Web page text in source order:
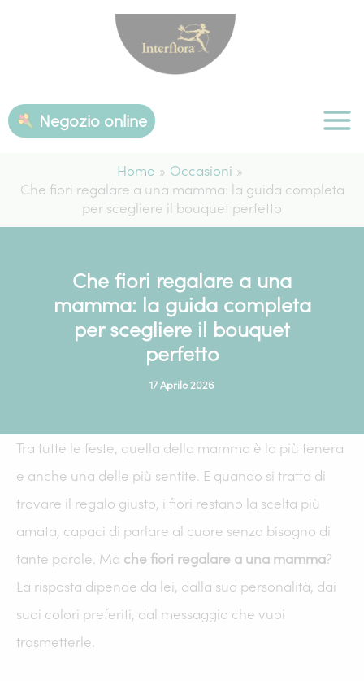
Negozio online
Home
Occasioni
Che fiori regalare a una mamma: la guida completa
per scegliere il bouquet perfetto
Che fiori regalare a una
mamma: la guida completa
per scegliere il bouquet
perfetto
17 Aprile 2026
Tra tutte le feste, quella della mamma è la più tenera
e anche una delle più sentite. E quando si tratta di
trovare il regalo giusto, i fiori restano la scelta più
amata, capaci di parlare al cuore senza bisogno di
tante parole. Ma che fiori regalare a una mamma?
La risposta dipende da lei, dalla sua personalità, dai
suoi colori preferiti, dal messaggio che vuoi
trasmetterle.